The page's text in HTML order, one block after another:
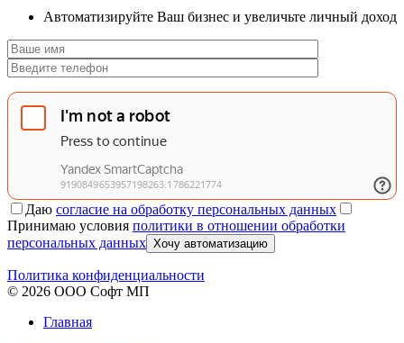
Автоматизируйте Ваш бизнес и увеличьте личный доход
Даю согласие на обработку персональных данных
Принимаю условия политики в отношении обработки
персональных данных Хочу автоматизацию
Политика конфиденциальности
© 2026 ООО Софт МП
Главная